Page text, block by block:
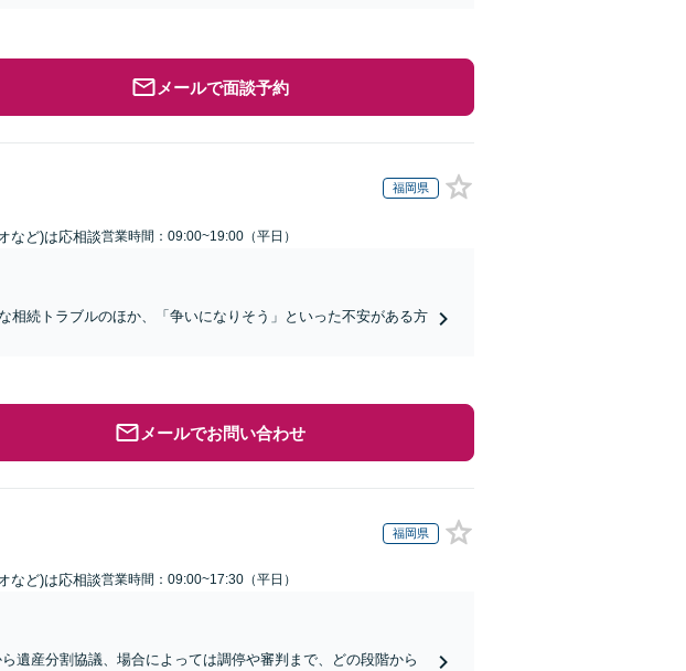
メールで面談予約
福岡県
など)は応相談営業時間：09:00~19:00（平日）
相続トラブルのほか、「争いになりそう」といった不安がある方
メールでお問い合わせ
福岡県
など)は応相談営業時間：09:00~17:30（平日）
遺産分割協議、場合によっては調停や審判まで、どの段階から